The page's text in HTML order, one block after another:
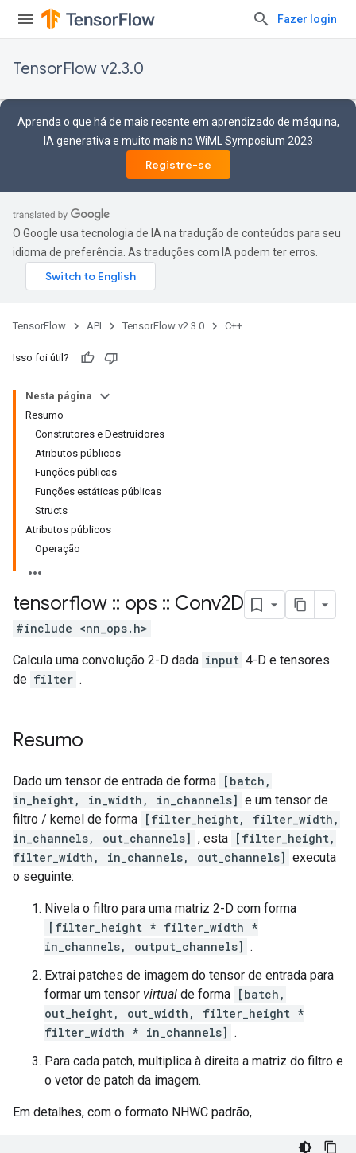
Fazer login
TensorFlow v2.3.0
Aprenda o que há de mais recente em aprendizado de máquina,
IA generativa e muito mais no WiML Symposium 2023
Registre-se
O Google usa tecnologia de IA na tradução de conteúdos para seu
idioma de preferência. As traduções com IA podem ter erros.
TensorFlow API TensorFlow v2.3.0 C++
Isso foi útil?
Nesta página
Resumo
Construtores e Destruidores
Atributos públicos
Funções públicas
Funções estáticas públicas
Structs
Atributos públicos
Operação
tensorflow :: ops :: Conv2D
#include <nn_ops.h>
Calcula uma convolução 2-D dada input 4-D e tensores
de filter .
Resumo
Dado um tensor de entrada de forma [batch,
in_height, in_width, in_channels] e um tensor de
filtro / kernel de forma [filter_height, filter_width,
in_channels, out_channels] , esta [filter_height,
filter_width, in_channels, out_channels] executa
o seguinte:
Nivela o filtro para uma matriz 2-D com forma
[filter_height * filter_width *
in_channels, output_channels] .
Extrai patches de imagem do tensor de entrada para
formar um tensor virtual de forma [batch,
out_height, out_width, filter_height *
filter_width * in_channels] .
Para cada patch, multiplica à direita a matriz do filtro e
o vetor de patch da imagem.
Em detalhes, com o formato NHWC padrão,